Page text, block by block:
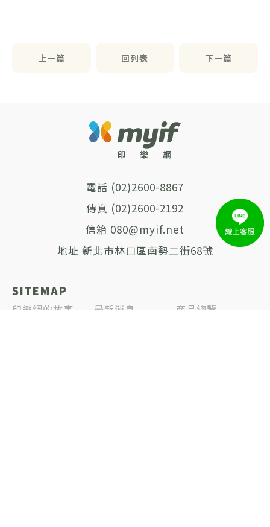
上一篇 回列表 下一篇
(02)2600-8867
(02)2600-2192
080@myif.net
新北市林口區南勢二街68號
SITEMAP
印樂網的故事 最新消息
商品總覽